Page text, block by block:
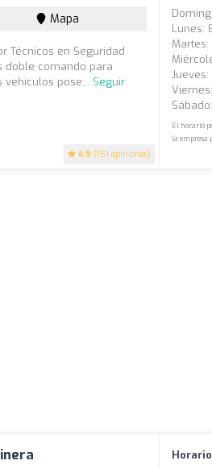
4.9 (151 opiniones)
Mapa
Técnicos en Seguridad
doble comando para
pose... Seguir
Lunes:
Martes:
Jueves:
El horario
la empresa